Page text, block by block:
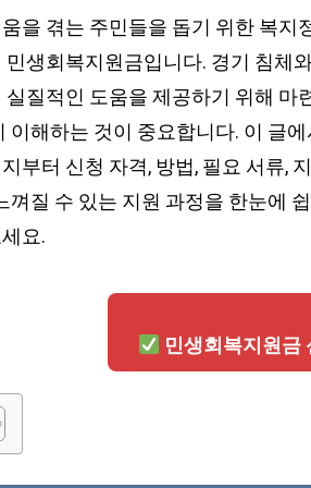
을 겪는 주민들을 돕기 위한 복지
민생회복지원금입니다. 경기 침체
실질적인 도움을 제공하기 위해 마
이해하는 것이 중요합니다. 이 글
부터 신청 자격, 방법, 필요 서류,
껴질 수 있는 지원 과정을 한눈에
요.
민생회복지원금